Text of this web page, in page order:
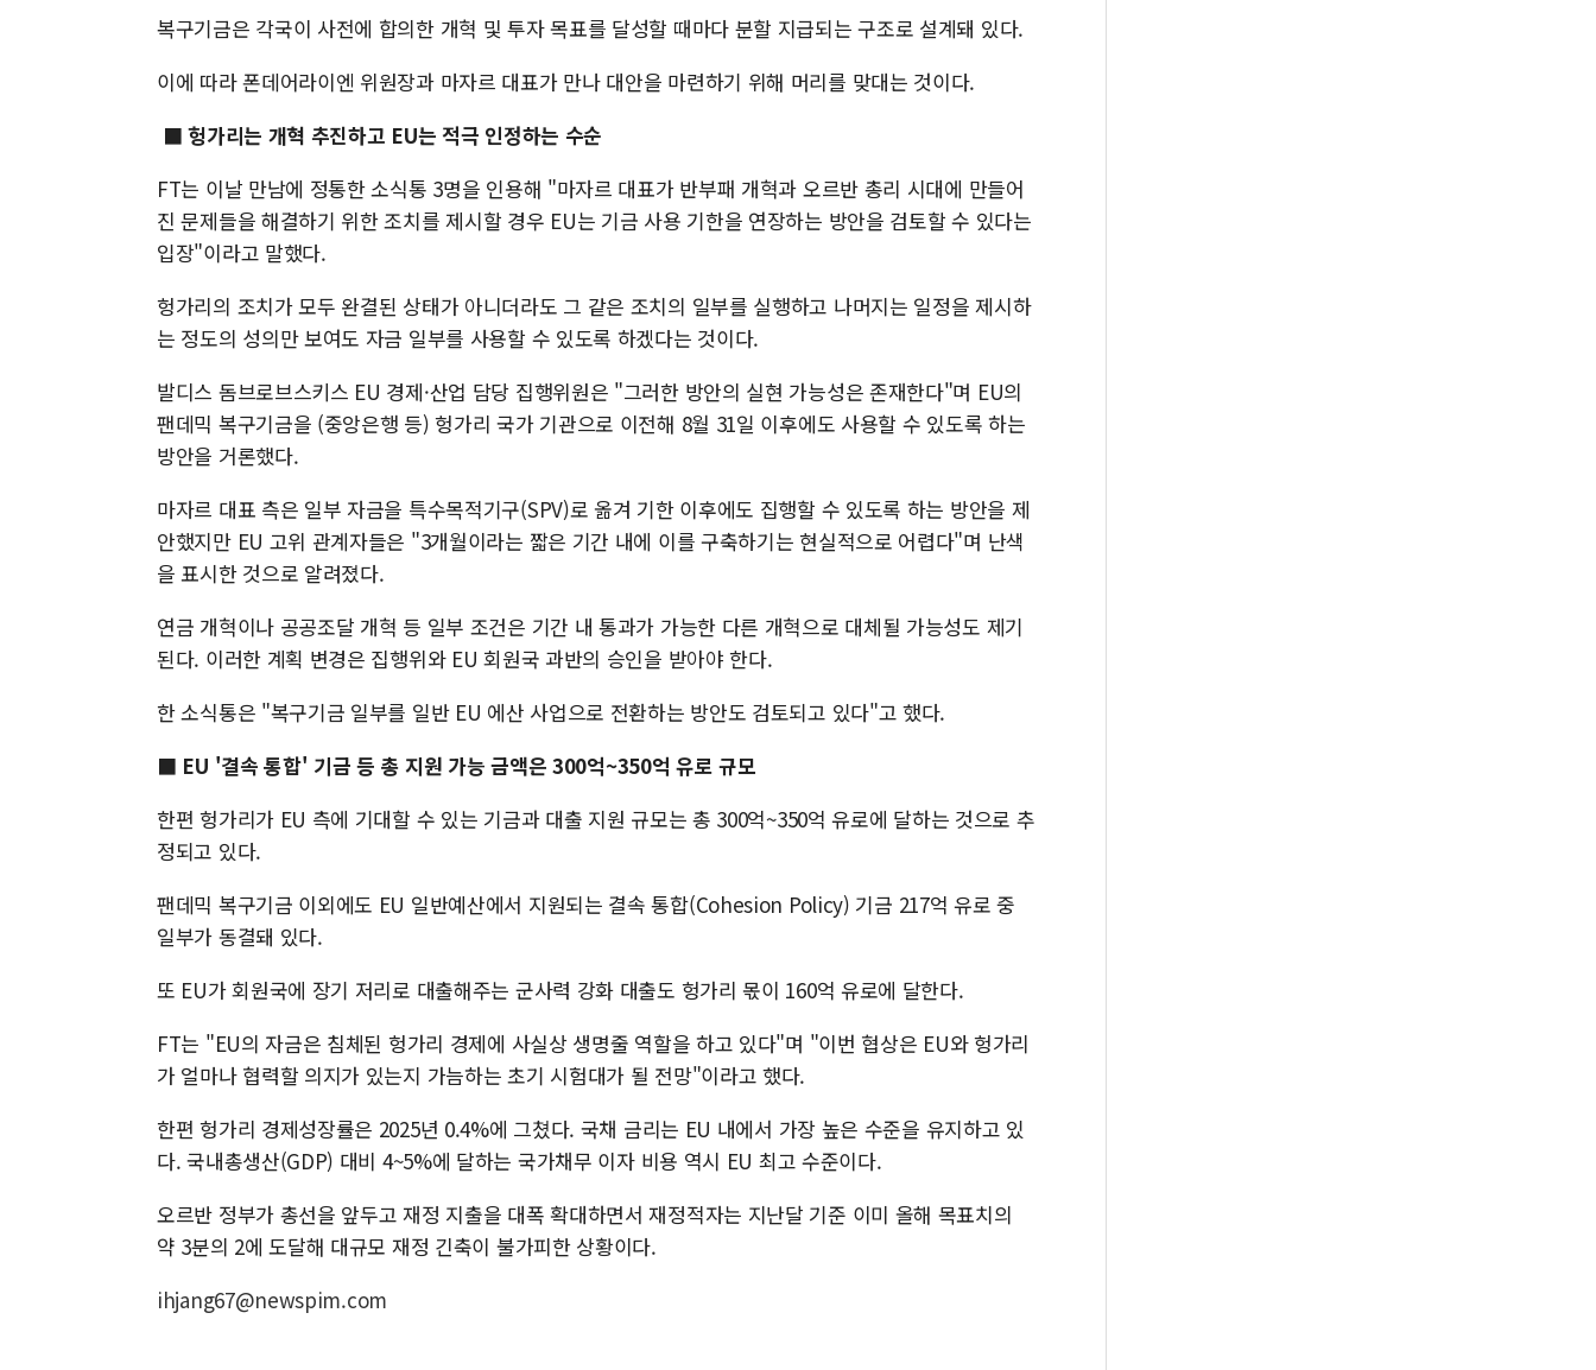
복구기금은 각국이 사전에 합의한 개혁 및 투자 목표를 달성할 때마다 분할 지급되는 구조로 설계돼 있다.
이에 따라 폰데어라이엔 위원장과 마자르 대표가 만나 대안을 마련하기 위해 머리를 맞대는 것이다.
■ 헝가리는 개혁 추진하고 EU는 적극 인정하는 수순
FT는 이날 만남에 정통한 소식통 3명을 인용해 "마자르 대표가 반부패 개혁과 오르반 총리 시대에 만들어
진 문제들을 해결하기 위한 조치를 제시할 경우 EU는 기금 사용 기한을 연장하는 방안을 검토할 수 있다는
입장"이라고 말했다.
헝가리의 조치가 모두 완결된 상태가 아니더라도 그 같은 조치의 일부를 실행하고 나머지는 일정을 제시하
는 정도의 성의만 보여도 자금 일부를 사용할 수 있도록 하겠다는 것이다.
발디스 돔브로브스키스 EU 경제·산업 담당 집행위원은 "그러한 방안의 실현 가능성은 존재한다"며 EU의
팬데믹 복구기금을 (중앙은행 등) 헝가리 국가 기관으로 이전해 8월 31일 이후에도 사용할 수 있도록 하는
방안을 거론했다.
마자르 대표 측은 일부 자금을 특수목적기구(SPV)로 옮겨 기한 이후에도 집행할 수 있도록 하는 방안을 제
안했지만 EU 고위 관계자들은 "3개월이라는 짧은 기간 내에 이를 구축하기는 현실적으로 어렵다"며 난색
을 표시한 것으로 알려졌다.
연금 개혁이나 공공조달 개혁 등 일부 조건은 기간 내 통과가 가능한 다른 개혁으로 대체될 가능성도 제기
된다. 이러한 계획 변경은 집행위와 EU 회원국 과반의 승인을 받아야 한다.
한 소식통은 "복구기금 일부를 일반 EU 에산 사업으로 전환하는 방안도 검토되고 있다"고 했다.
■ EU '결속 통합' 기금 등 총 지원 가능 금액은 300억~350억 유로 규모
한편 헝가리가 EU 측에 기대할 수 있는 기금과 대출 지원 규모는 총 300억~350억 유로에 달하는 것으로 추
정되고 있다.
팬데믹 복구기금 이외에도 EU 일반예산에서 지원되는 결속 통합(Cohesion Policy) 기금 217억 유로 중
일부가 동결돼 있다.
또 EU가 회원국에 장기 저리로 대출해주는 군사력 강화 대출도 헝가리 몫이 160억 유로에 달한다.
FT는 "EU의 자금은 침체된 헝가리 경제에 사실상 생명줄 역할을 하고 있다"며 "이번 협상은 EU와 헝가리
가 얼마나 협력할 의지가 있는지 가늠하는 초기 시험대가 될 전망"이라고 했다.
한편 헝가리 경제성장률은 2025년 0.4%에 그쳤다. 국채 금리는 EU 내에서 가장 높은 수준을 유지하고 있
다. 국내총생산(GDP) 대비 4~5%에 달하는 국가채무 이자 비용 역시 EU 최고 수준이다.
오르반 정부가 총선을 앞두고 재정 지출을 대폭 확대하면서 재정적자는 지난달 기준 이미 올해 목표치의
약 3분의 2에 도달해 대규모 재정 긴축이 불가피한 상황이다.
ihjang67@newspim.com